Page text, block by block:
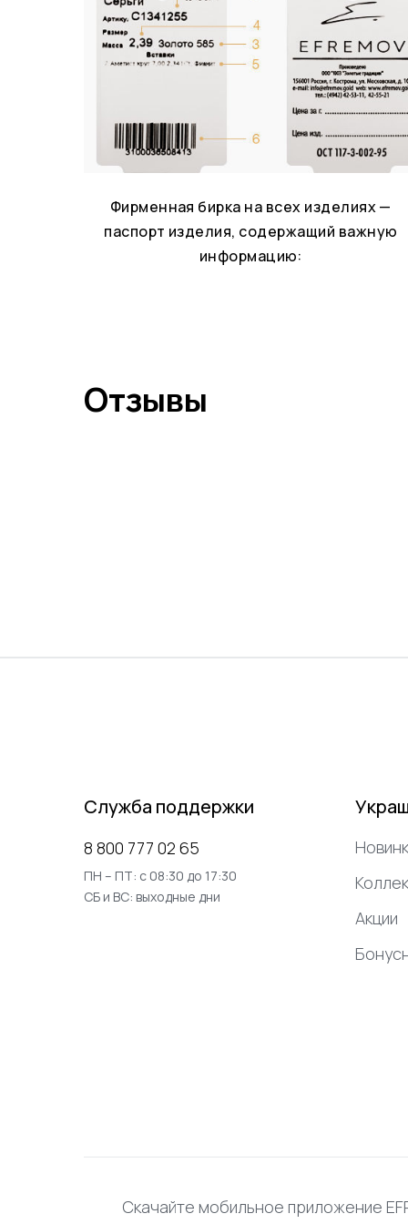
Фирменная бирка на всех изделиях —
паспорт изделия, содержащий важную
информацию:
Отзывы
Служба поддержки
8 800 777 02 65
ПН – ПТ: с 08:30 до 17:30
СБ и ВС: выходные дни
Акции
Скачайте мобильное приложение